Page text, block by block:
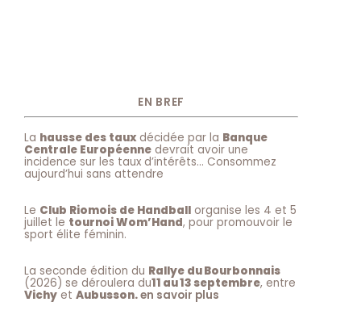
EN BREF
La hausse des taux décidée par la Banque
Centrale Européenne devrait avoir une
incidence sur les taux d’intérêts… Consommez
aujourd’hui sans attendre
Le Club Riomois de Handball organise les 4 et 5
juillet le tournoi Wom’Hand, pour promouvoir le
sport élite féminin.
La seconde édition du Rallye du Bourbonnais
(2026) se déroulera du11 au 13 septembre, entre
Vichy et Aubusson.en savoir plus